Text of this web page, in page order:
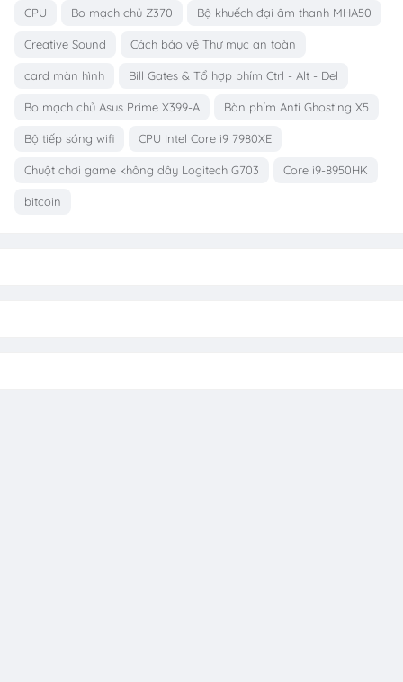
CPU Bo mạch chủ Z370 Bộ khuếch đại âm thanh MHA50
Creative Sound Cách bảo vệ Thư mục an toàn
card màn hình Bill Gates & Tổ hợp phím Ctrl - Alt - Del
Bo mạch chủ Asus Prime X399-A Bàn phím Anti Ghosting X5
Bộ tiếp sóng wifi CPU Intel Core i9 7980XE
Chuột chơi game không dây Logitech G703 Core i9-8950HK
bitcoin